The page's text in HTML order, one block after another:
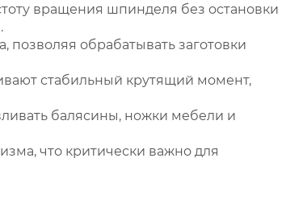
вращения шпинделя без остановки
обрабатывать заготовки
стабильный крутящий момент,
балясины, ножки мебели и
что критически важно для